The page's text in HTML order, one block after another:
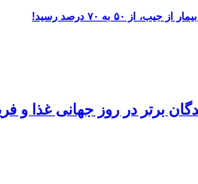
برتر در روز جهانی غذا و